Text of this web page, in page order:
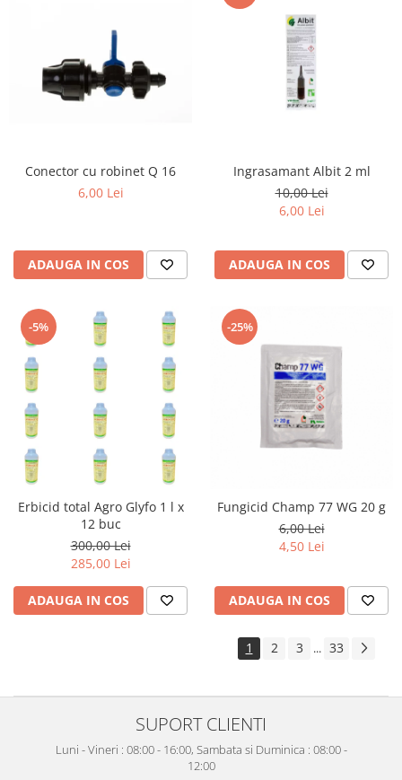
Conector cu robinet Q 16
6,00 Lei
ADAUGA IN COS
Ingrasamant Albit 2 ml
10,00 Lei
6,00 Lei
ADAUGA IN COS
-5%
Erbicid total Agro Glyfo 1 l x
12 buc
300,00 Lei
285,00 Lei
ADAUGA IN COS
-25%
Fungicid Champ 77 WG 20 g
6,00 Lei
4,50 Lei
ADAUGA IN COS
1 2 3 ... 33
SUPORT CLIENTI
Luni - Vineri : 08:00 - 16:00, Sambata si Duminica : 08:00 -
12:00